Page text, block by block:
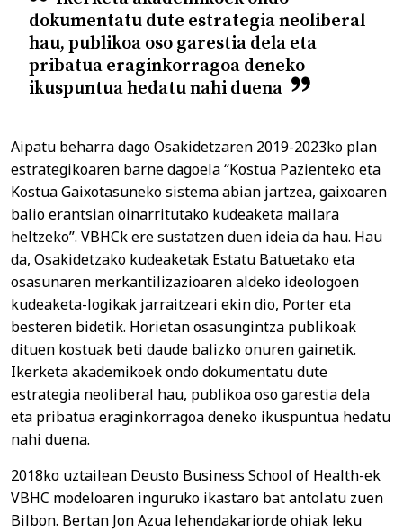
dokumentatu dute estrategia neoliberal
hau, publikoa oso garestia dela eta
pribatua eraginkorragoa deneko
ikuspuntua hedatu nahi duena
Aipatu beharra dago Osakidetzaren 2019-2023ko plan
estrategikoaren barne dagoela “Kostua Pazienteko eta
Kostua Gaixotasuneko sistema abian jartzea, gaixoaren
balio erantsian oinarritutako kudeaketa mailara
heltzeko”. VBHCk ere sustatzen duen ideia da hau. Hau
da, Osakidetzako kudeaketak Estatu Batuetako eta
osasunaren merkantilizazioaren aldeko ideologoen
kudeaketa-logikak jarraitzeari ekin dio, Porter eta
besteren bidetik. Horietan osasungintza publikoak
dituen kostuak beti daude balizko onuren gainetik.
Ikerketa akademikoek ondo dokumentatu dute
estrategia neoliberal hau, publikoa oso garestia dela
eta pribatua eraginkorragoa deneko ikuspuntua hedatu
nahi duena.
2018ko uztailean Deusto Business School of Health-ek
VBHC modeloaren inguruko ikastaro bat antolatu zuen
Bilbon. Bertan Jon Azua lehendakariorde ohiak leku